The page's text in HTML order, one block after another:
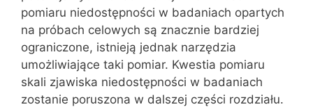
pomiaru niedostępności w badaniach opartych
na próbach celowych są znacznie bardziej
ograniczone, istnieją jednak narzędzia
umożliwiające taki pomiar. Kwestia pomiaru
skali zjawiska niedostępności w badaniach
zostanie poruszona w dalszej części rozdziału.